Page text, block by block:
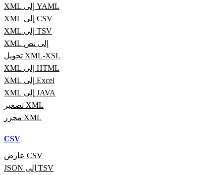
XML إلى YAML
XML إلى CSV
XML إلى TSV
XML إلى نص
تحويل XML-XSL
XML إلى HTML
XML إلى Excel
XML إلى JAVA
تصغير XML
محرر XML
CSV
عارض CSV
JSON إلى TSV